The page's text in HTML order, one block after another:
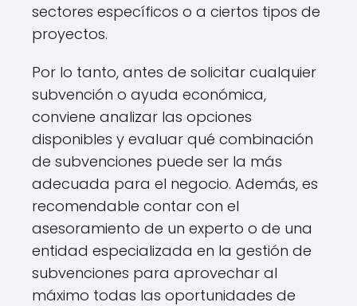
sectores específicos o a ciertos tipos de
proyectos.
Por lo tanto, antes de solicitar cualquier
subvención o ayuda económica,
conviene analizar las opciones
disponibles y evaluar qué combinación
de subvenciones puede ser la más
adecuada para el negocio. Además, es
recomendable contar con el
asesoramiento de un experto o de una
entidad especializada en la gestión de
subvenciones para aprovechar al
máximo todas las oportunidades de